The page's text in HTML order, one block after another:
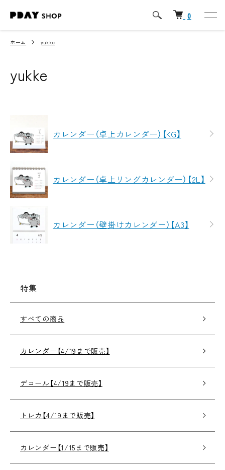
0
ホーム yukke
yukke
カレンダー（卓上カレンダー）【KG】
カレンダー（卓上リングカレンダー）【2L】
カレンダー（壁掛けカレンダー）【A3】
特集
すべての商品
カレンダー【4/19まで販売】
デコール【4/19まで販売】
トレカ【4/19まで販売】
カレンダー【1/15まで販売】